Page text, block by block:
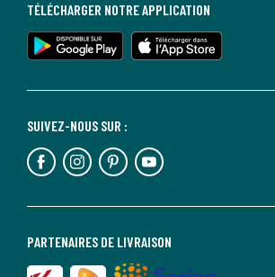
PARTENAIRES DE LIVRAISON
SUIVEZ-NOUS SUR :
TÉLÉCHARGER NOTRE APPLICATION